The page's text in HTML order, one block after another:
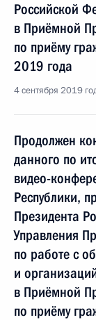
Российской
в Приёмной
по приёму
2019 года
4 сентября 2019
Продолжен
данного по
видео-
Республики,
Президента
Управления
по работе с
и
в Приёмной
по приёму